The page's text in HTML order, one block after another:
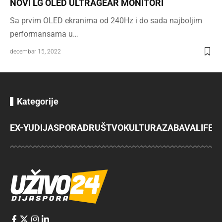
NOVI LG OLED ULTRAGEAR MONITORI
Sa prvim OLED ekranima od 240Hz i do sada najboljim
performansama u…
decembar 15, 2022
Kategorije
EX-YUDIJASPORADRUŠTVOKULTURAZABAVA